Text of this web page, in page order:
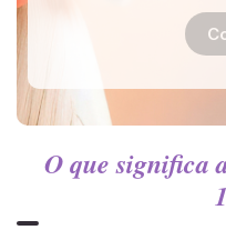
O que significa